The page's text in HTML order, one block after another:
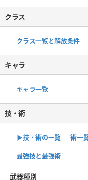
クラス
クラス一覧と解放条件
キャラ
キャラ一覧
技・術
▶︎技・術の一覧 術一
最強技と最強術
武器種別